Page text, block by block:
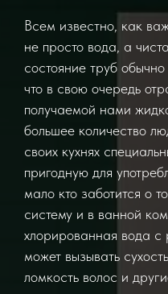
Всем известно, как
не просто вода, а
состояние труб обычно
что в свою очередь
получаемой нами
большее количество
своих кухнях
пригодную для
мало кто заботится о
систему и в ванной
хлорированная вода
может вызывать
ломкость волос и